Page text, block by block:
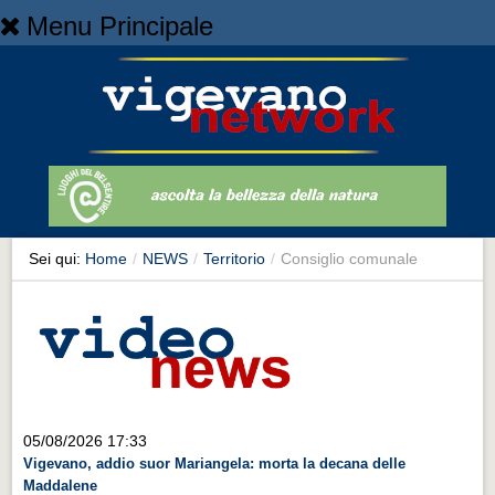
Menu Principale
NEWS
Cronaca
Cronaca
Artes et Artificia
Territorio
Territorio
Sei qui: Home / NEWS / Territorio / Consiglio comunale
05/08/2026 17:33
Vigevano, addio suor Mariangela: morta la decana delle
Maddalene